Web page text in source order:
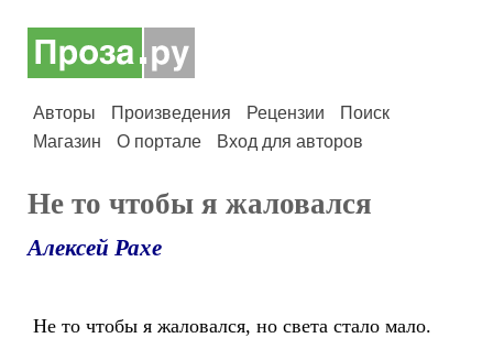
Авторы Произведения Рецензии
Поиск
Магазин
О портале Вход для авторов
Не то чтобы я жаловался
Алексей Рахе
Не то чтобы я жаловался, но света стало мало.